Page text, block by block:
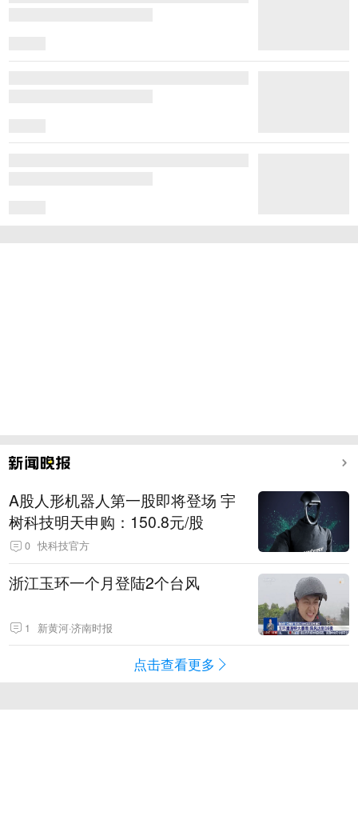
A股人形机器人第一股即将登场 宇
树科技明天申购：150.8元/股
0 快科技官方
浙江玉环一个月登陆2个台风
1 新黄河·济南时报
点击查看更多